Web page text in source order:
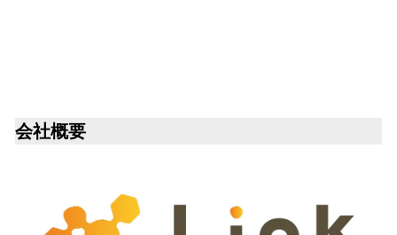
会社概要